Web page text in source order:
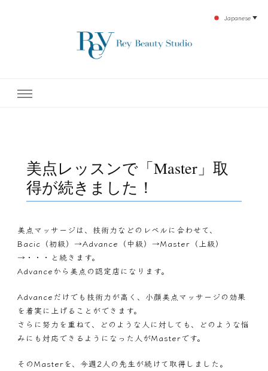
テ開設45年の実績を誇る本格エステだからこそ、お客様が必ず満足してもらえるこ
美点レッスンで「Master」取
得が続きました！
美点マッサージは、技術力などのレベルに合わせて、
Bacic（初級）→Advance（中級）→Master（上級）
→・・・と続きます。
Advanceから美点の認定店になります。
Advanceだけでも技術力が高く、小顔美点マッサージの効果
を着実に上げることができます。
さらに努力を重ねて、どのような人に対しても、どのような悩
みにも対応できるようになった人がMasterです。
そのMasterを、今週2人の先生が続けて取得しました。
Japanese ▼